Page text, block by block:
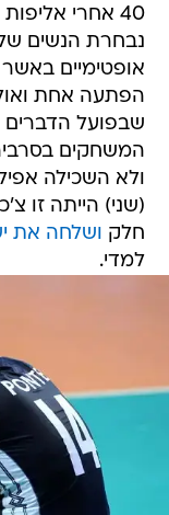
40 אחרי
נבחרת הנשים של
אופטימיים באשר
הפתעה אחת
שבפועל הדברים
המשחקים
ולא השכילה
חלק ושלחה את
למדי.